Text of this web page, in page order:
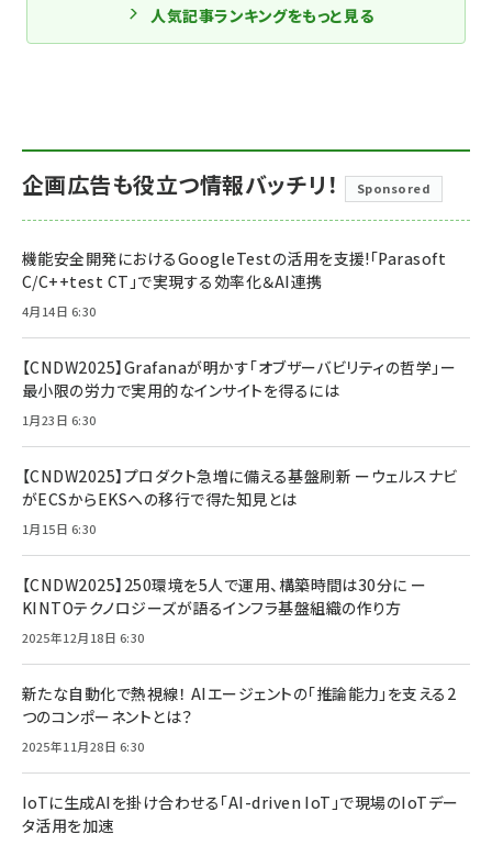
人気記事ランキングをもっと見る
企画広告も役立つ情報バッチリ！ Sponsored
機能安全開発におけるGoogleTestの活用を支援!「Parasoft
C/C++test CT」で実現する効率化＆AI連携
4月14日 6:30
【CNDW2025】Grafanaが明かす「オブザーバビリティの哲学」ー
最小限の労力で実用的なインサイトを得るには
1月23日 6:30
【CNDW2025】プロダクト急増に備える基盤刷新 ーウェルスナビ
がECSからEKSへの移行で得た知見とは
1月15日 6:30
【CNDW2025】250環境を5人で運用、構築時間は30分に ー
KINTOテクノロジーズが語るインフラ基盤組織の作り方
2025年12月18日 6:30
新たな自動化で熱視線！ AIエージェントの「推論能力」を支える2
つのコンポーネントとは？
2025年11月28日 6:30
IoTに生成AIを掛け合わせる「AI-driven IoT」で現場のIoTデー
タ活用を加速